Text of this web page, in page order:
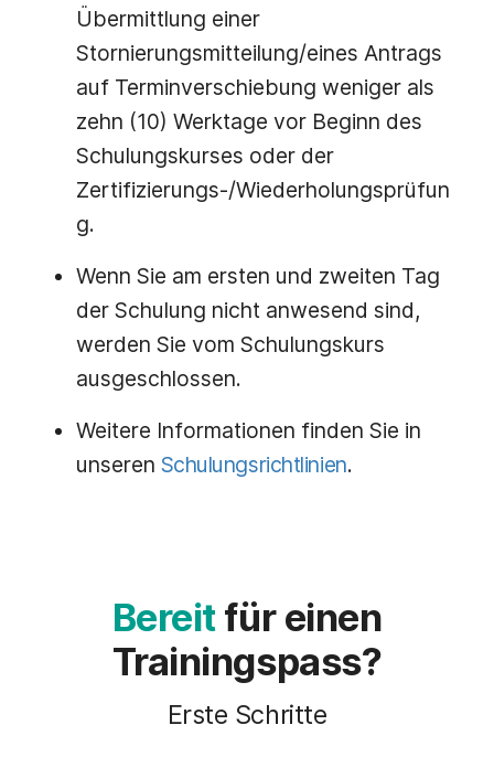
Übermittlung einer
Stornierungsmitteilung/eines Antrags
auf Terminverschiebung weniger als
zehn (10) Werktage vor Beginn des
Schulungskurses oder der
Zertifizierungs-/Wiederholungsprüfun
g.
Wenn Sie am ersten und zweiten Tag
der Schulung nicht anwesend sind,
werden Sie vom Schulungskurs
ausgeschlossen.
Weitere Informationen finden Sie in
unseren Schulungsrichtlinien.
Bereitfür einen
Trainingspass?
Erste Schritte